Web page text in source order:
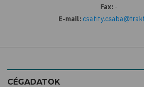
Fax: -
E-mail:
CÉGADATOK